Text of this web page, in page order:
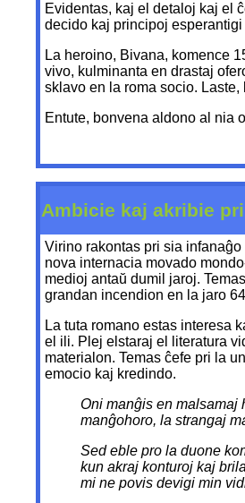
Evidentas, kaj el detaloj kaj el
decido kaj principoj
La heroino, Bivana, komence
vivo, kulminanta en drastaj
sklavo en la roma socio.
Entute, bonvena aldono al nia
Ambicie kaj akribie
Virino rakontas pri sia
nova internacia movado
medioj antaŭ dumil jaroj.
grandan incendion en la jaro
La tuta romano estas interesa
el ili. Plej elstaraj el literatura
materialon. Temas ĉefe pri la
emocio kaj kredindo.
Oni manĝis en malsamaj
manĝohoro, la strangaj
Sed eble pro la duone
kun akraj konturoj kaj
mi ne povis devigi min